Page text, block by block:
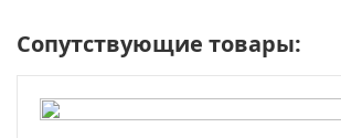
Сопутствующие товары: